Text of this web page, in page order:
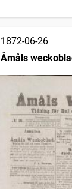
1872-06-26
Åmåls